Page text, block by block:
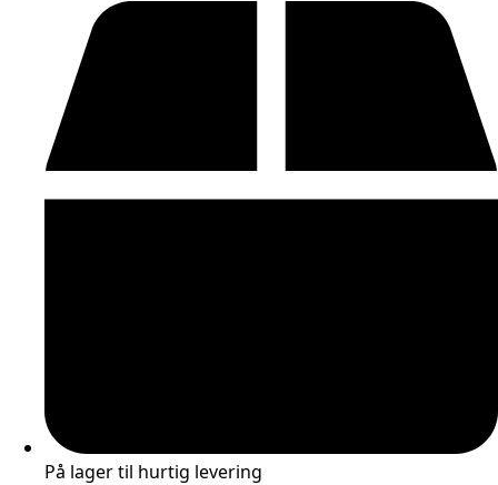
På lager til hurtig levering